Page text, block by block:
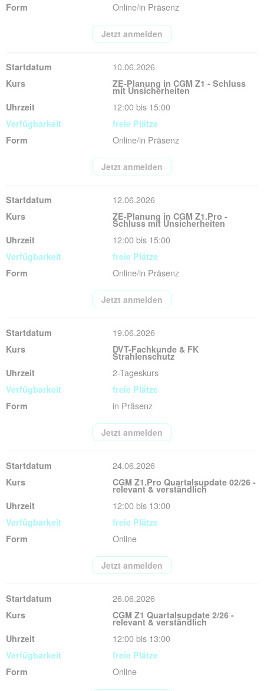
Online/in Präsenz
Jetzt anmelden
10.06.2026
ZE-Planung in CGM Z1 - Schluss
mit Unsicherheiten
12:00 bis 15:00
freie Plätze
Online/in Präsenz
Jetzt anmelden
12.06.2026
ZE-Planung in CGM Z1.Pro -
Schluss mit Unsicherheiten
12:00 bis 15:00
freie Plätze
Online/in Präsenz
Jetzt anmelden
19.06.2026
DVT-Fachkunde & FK
Strahlenschutz
2-Tageskurs
freie Plätze
in Präsenz
Jetzt anmelden
24.06.2026
CGM Z1.Pro Quartalsupdate 02/26 -
relevant & verständlich
12:00 bis 13:00
freie Plätze
Online
Jetzt anmelden
26.06.2026
CGM Z1 Quartalsupdate 2/26 -
relevant & verständlich
12:00 bis 13:00
freie Plätze
Online